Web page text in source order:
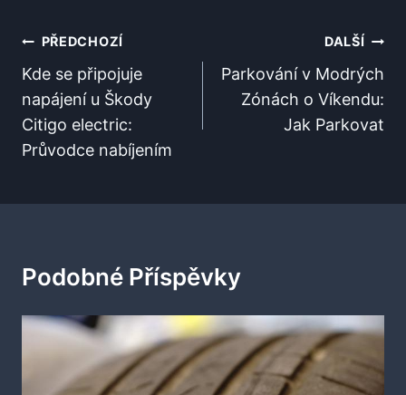
Navigace
Pro
Příspěvek
PŘEDCHOZÍ
Kde se připojuje
napájení u Škody
Citigo electric:
Průvodce nabíjením
DALŠÍ
Parkování v Modrých
Zónách o Víkendu:
Jak Parkovat
Podobné Příspěvky